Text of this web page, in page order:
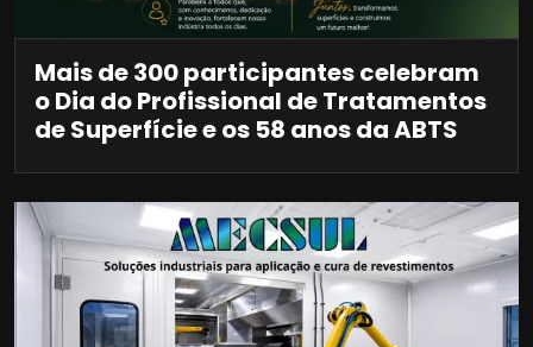
Mais de 300 participantes celebram
o Dia do Profissional de Tratamentos
de Superfície e os 58 anos da ABTS